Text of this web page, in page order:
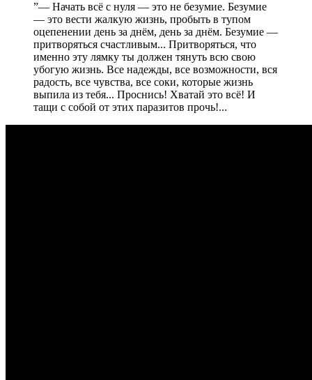
”— Начать всё с нуля — это не безумие. Безумие
— это вести жалкую жизнь, пробыть в тупом
оцепенении день за днём, день за днём. Безумие —
притворяться счастливым... Притворяться, что
именно эту лямку ты должен тянуть всю свою
убогую жизнь. Все надежды, все возможности, вся
радость, все чувства, все соки, которые жизнь
выпила из тебя... Проснись! Хватай это всё! И
тащи с собой от этих паразитов прочь!...